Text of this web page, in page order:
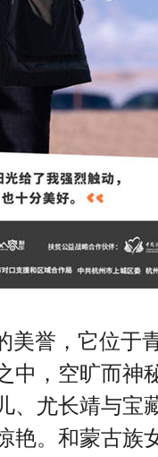
美誉，它位于
中，空旷而神
、尤长靖与宝
艳。和蒙古族